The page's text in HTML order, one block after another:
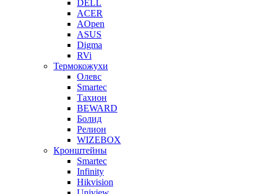
DELL
ACER
AOpen
ASUS
Digma
RVi
Термокожухи
Олевс
Smartec
Тахион
BEWARD
Болид
Релион
WIZEBOX
Кронштейны
Smartec
Infinity
Hikvision